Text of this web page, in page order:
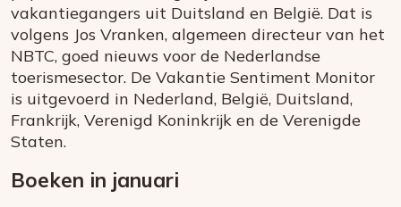
vakantiegangers uit Duitsland en België. Dat is
volgens Jos Vranken, algemeen directeur van het
NBTC, goed nieuws voor de Nederlandse
toerismesector. De Vakantie Sentiment Monitor
is uitgevoerd in Nederland, België, Duitsland,
Frankrijk, Verenigd Koninkrijk en de Verenigde
Staten.
Boeken in januari